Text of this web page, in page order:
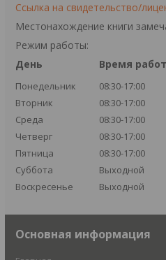
Ссылка на свидетельство/
Местонахождение книги
Режим работы:
День
Время
Понедельник
08:30-17:00
Вторник
08:30-17:00
Среда
08:30-17:00
Четверг
08:30-17:00
Пятница
08:30-17:00
Суббота
Выходной
Воскресенье
Выходной
Основная информация